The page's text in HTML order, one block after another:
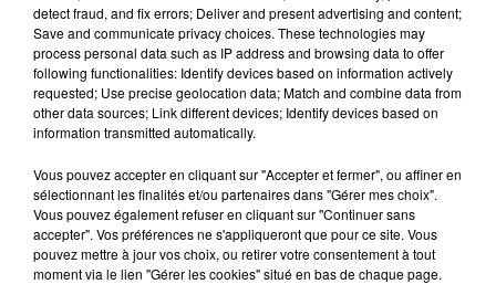
L'HOROSCOPE
Bélier Taureau Gémeaux
detect fraud, and fix errors; Deliver and present advertising and content;
Save and communicate privacy choices. These technologies may
process personal data such as IP address and browsing data to offer
following functionalities: Identify devices based on information actively
requested; Use precise geolocation data; Match and combine data from
other data sources; Link different devices; Identify devices based on
information transmitted automatically.
Vous pouvez accepter en cliquant sur "Accepter et fermer", ou affiner en
sélectionnant les finalités et/ou partenaires dans "Gérer mes choix".
Vous pouvez également refuser en cliquant sur "Continuer sans
accepter". Vos préférences ne s'appliqueront que pour ce site. Vous
pouvez mettre à jour vos choix, ou retirer votre consentement à tout
moment via le lien "Gérer les cookies" situé en bas de chaque page.